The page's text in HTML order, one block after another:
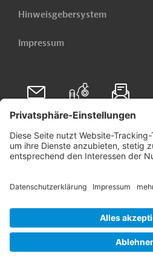
Hinweisgebersystem
Impressum
Folgen Sie uns auf
Linkedin
© 2026 Germany Trade & Invest